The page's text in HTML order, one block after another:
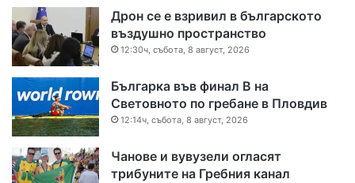
Дрон се е взривил в българското
въздушно пространство
12:30ч, събота, 8 август, 2026
Българка във финал B на
Световното по гребане в Пловдив
12:14ч, събота, 8 август, 2026
Чанове и вувузели огласят
трибуните на Гребния канал